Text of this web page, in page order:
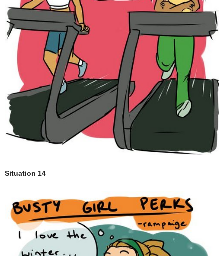
Situation 14